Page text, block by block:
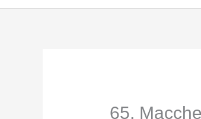
65.